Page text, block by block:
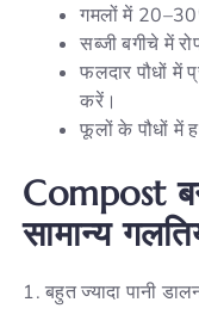
गमलों में
सब्जी बगीचे में
फलदार पौधों में
करें।
फूलों के पौधों में
Compost
सामान्य
1. बहुत ज्यादा पानी